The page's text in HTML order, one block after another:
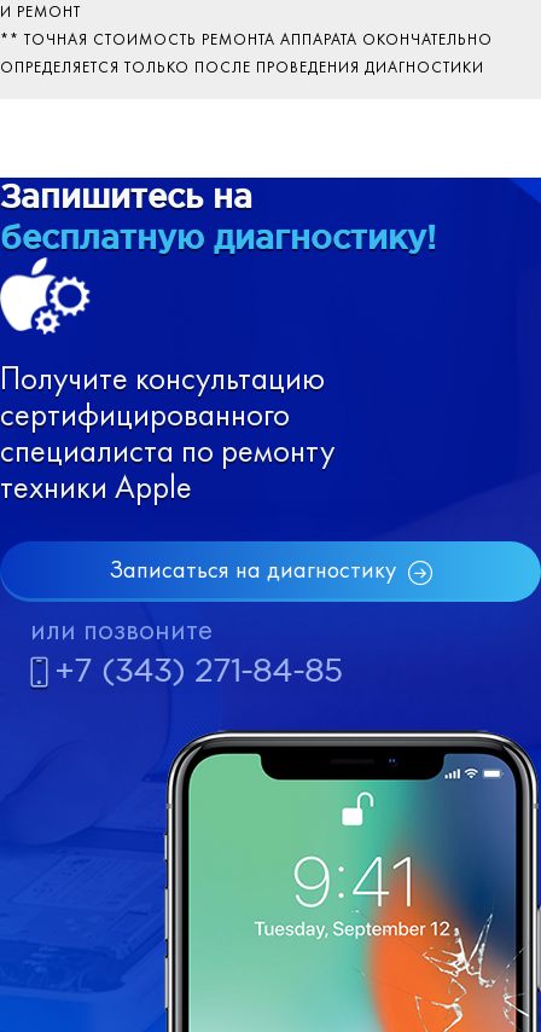
И РЕМОНТ
** ТОЧНАЯ СТОИМОСТЬ РЕМОНТА АППАРАТА ОКОНЧАТЕЛЬНО
ОПРЕДЕЛЯЕТСЯ ТОЛЬКО ПОСЛЕ ПРОВЕДЕНИЯ ДИАГНОСТИКИ
Запишитесь на
бесплатную диагностику!
Получите консультацию
сертифицированного
специалиста по ремонту
техники Apple
Записаться на диагностику
или позвоните
+7 (343) 271-84-85